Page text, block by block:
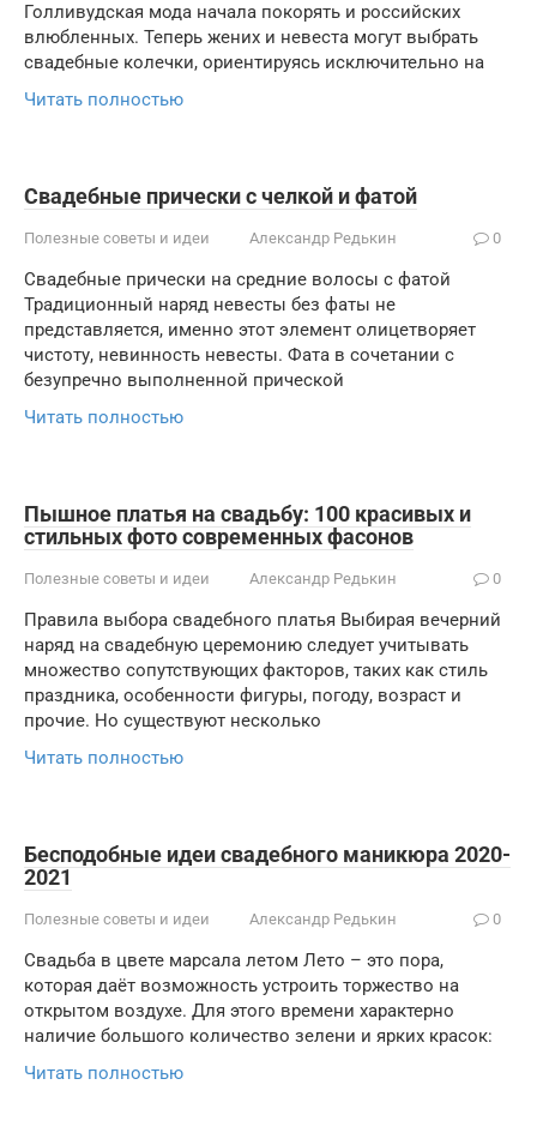
Голливудская мода начала покорять и российских
влюбленных. Теперь жених и невеста могут выбрать
свадебные колечки, ориентируясь исключительно на
Читать полностью
Cвадебные прически с челкой и фатой
Полезные советы и идеи Александр Редькин 0
Свадебные прически на средние волосы с фатой
Традиционный наряд невесты без фаты не
представляется, именно этот элемент олицетворяет
чистоту, невинность невесты. Фата в сочетании с
безупречно выполненной прической
Читать полностью
Пышное платья на свадьбу: 100 красивых и
стильных фото современных фасонов
Полезные советы и идеи Александр Редькин 0
Правила выбора свадебного платья Выбирая вечерний
наряд на свадебную церемонию следует учитывать
множество сопутствующих факторов, таких как стиль
праздника, особенности фигуры, погоду, возраст и
прочие. Но существуют несколько
Читать полностью
Бесподобные идеи свадебного маникюра 2020-
2021
Полезные советы и идеи Александр Редькин 0
Свадьба в цвете марсала летом Лето – это пора,
которая даёт возможность устроить торжество на
открытом воздухе. Для этого времени характерно
наличие большого количество зелени и ярких красок:
Читать полностью